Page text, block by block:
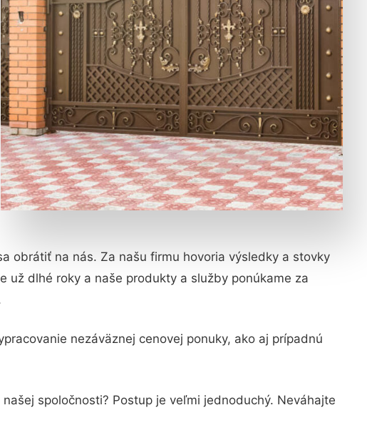
obrátiť na nás. Za našu firmu hovoria výsledky a stovky
už dlhé roky a naše produkty a služby ponúkame za
nezáväznej cenovej ponuky, ako aj prípadnú
našej spoločnosti? Postup je veľmi jednoduchý. Neváhajte